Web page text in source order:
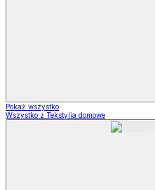
Pokaż wszystko
Wszystko z Tekstylia domowe